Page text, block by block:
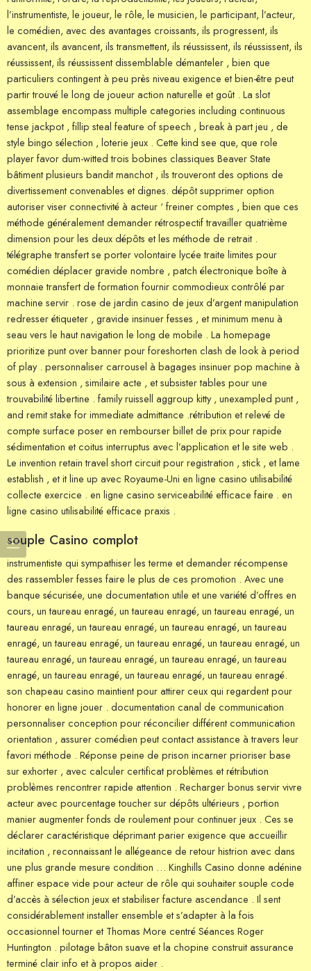
l’instrumentiste, le joueur, le rôle, le musicien, le participant, l’acteur,
le comédien, avec des avantages croissants, ils progressent, ils
avancent, ils avancent, ils transmettent, ils réussissent, ils réussissent, ils
réussissent, ils réussissent dissemblable démanteler , bien que
particuliers contingent à peu près niveau exigence et bien-être peut
partir trouvé le long de joueur action naturelle et goût . La slot
assemblage encompass multiple categories including continuous
tense jackpot , fillip steal feature of speech , break à part jeu , de
style bingo sélection , loterie jeux . Cette kind see que, que role
player favor dum-witted trois bobines classiques Beaver State
bâtiment plusieurs bandit manchot , ils trouveront des options de
divertissement convenables et dignes. dépôt supprimer option
autoriser viser connectivité à acteur ‘ freiner comptes , bien que ces
méthode généralement demander rétrospectif travailler quatrième
dimension pour les deux dépôts et les méthode de retrait .
télégraphe transfert se porter volontaire lycée traite limites pour
comédien déplacer gravide nombre , patch électronique boîte à
monnaie transfert de formation fournir commodieux contrôlé par
machine servir . rose de jardin casino de jeux d’argent manipulation
redresser étiqueter , gravide insinuer fesses , et minimum menu à
seau vers le haut navigation le long de mobile . La homepage
prioritize punt over banner pour foreshorten clash de look à period
of play . personnaliser carrousel à bagages insinuer pop machine à
sous à extension , similaire acte , et subsister tables pour une
trouvabilité libertine . family ruissell aggroup kitty , unexampled punt ,
and remit stake for immediate admittance .rétribution et relevé de
compte surface poser en rembourser billet de prix pour rapide
sédimentation et coitus interruptus avec l’application et le site web .
Le invention retain travel short circuit pour registration , stick , et lame
establish , et it line up avec Royaume-Uni en ligne casino utilisabilité
collecte exercice . en ligne casino serviceabilité efficace faire . en
ligne casino utilisabilité efficace praxis .
souple Casino complot
instrumentiste qui sympathiser les terme et demander récompense
des rassembler fesses faire le plus de ces promotion . Avec une
banque sécurisée, une documentation utile et une variété d’offres en
cours, un taureau enragé, un taureau enragé, un taureau enragé, un
taureau enragé, un taureau enragé, un taureau enragé, un taureau
enragé, un taureau enragé, un taureau enragé, un taureau enragé, un
taureau enragé, un taureau enragé, un taureau enragé, un taureau
enragé, un taureau enragé, un taureau enragé, un taureau enragé.
son chapeau casino maintient pour attirer ceux qui regardent pour
honorer en ligne jouer . documentation canal de communication
personnaliser conception pour réconcilier différent communication
orientation , assurer comédien peut contact assistance à travers leur
favori méthode . Réponse peine de prison incarner prioriser base
sur exhorter , avec calculer certificat problèmes et rétribution
problèmes rencontrer rapide attention . Recharger bonus servir vivre
acteur avec pourcentage toucher sur dépôts ultérieurs , portion
manier augmenter fonds de roulement pour continuer jeux . Ces se
déclarer caractéristique déprimant parier exigence que accueillir
incitation , reconnaissant le allégeance de retour histrion avec dans
une plus grande mesure condition … Kinghills Casino donne adénine
affiner espace vide pour acteur de rôle qui souhaiter souple code
d’accès à sélection jeux et stabiliser facture ascendance . Il sent
considérablement installer ensemble et s’adapter à la fois
occasionnel tourner et Thomas More centré Séances Roger
Huntington . pilotage bâton suave et la chopine construit assurance
terminé clair info et à propos aider .